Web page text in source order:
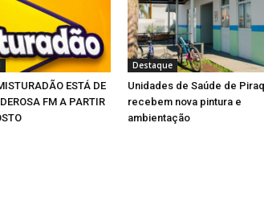
ESTÁ DE
FM A PARTIR
Destaque
Unidades de Saúde de
recebem nova pintura e
ambientação